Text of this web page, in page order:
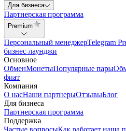
Для бизнеса
Партнерская программа
Premium
Персональный менеджерTelegram
бизнес-лаунджи
Основное
ОбменМонетыПопулярные пары
фиат
Компания
О насНаши партнерыОтзывыБлог
Для бизнеса
Партнерская программа
Поддержка
Частые вопросыКак работает наша